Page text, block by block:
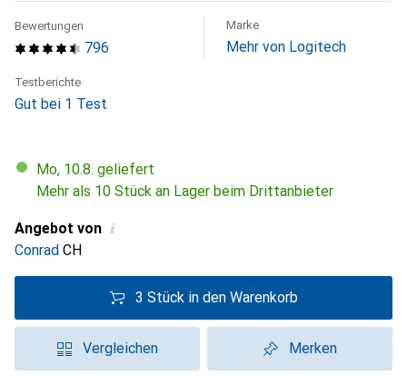
796
Bewertungen Marke
Mehr von Logitech
Testberichte
Gut bei 1 Test
Mo, 10.8. geliefert
Mehr als 10 Stück an Lager beim Drittanbieter
Angebot von i
Conrad CH
3 Stück in den Warenkorb
Vergleichen Merken